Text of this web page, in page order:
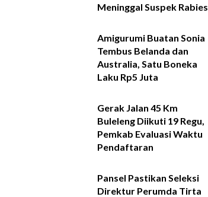
Meninggal Suspek Rabies
Amigurumi Buatan Sonia
Tembus Belanda dan
Australia, Satu Boneka
Laku Rp5 Juta
Gerak Jalan 45 Km
Buleleng Diikuti 19 Regu,
Pemkab Evaluasi Waktu
Pendaftaran
Pansel Pastikan Seleksi
Direktur Perumda Tirta